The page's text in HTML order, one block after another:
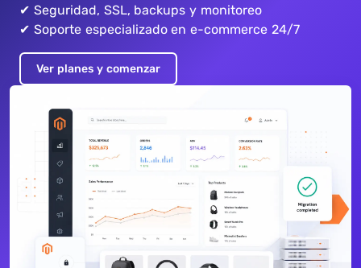
✔ Seguridad, SSL, backups y monitoreo
✔ Soporte especializado en e-commerce 24/7
Ver planes y comenzar